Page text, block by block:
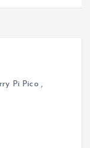
Pi Pico ,